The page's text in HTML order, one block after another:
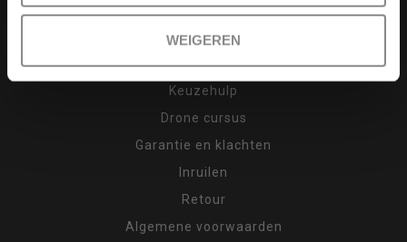
WEIGEREN
Contact
Betaling, levertijd en verzendkosten
Afhalen (op afspraak)
Keuzehulp
Drone cursus
Garantie en klachten
Inruilen
Retour
Algemene voorwaarden